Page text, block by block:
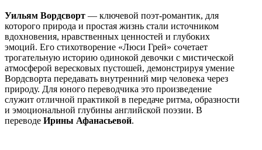
Уильям Вордсворт — ключевой поэт-романтик, для
которого природа и простая жизнь стали источником
вдохновения, нравственных ценностей и глубоких
эмоций. Его стихотворение «Люси Грей» сочетает
трогательную историю одинокой девочки с мистической
атмосферой вересковых пустошей, демонстрируя умение
Вордсворта передавать внутренний мир человека через
природу. Для юного переводчика это произведение
служит отличной практикой в передаче ритма, образности
и эмоциональной глубины английской поэзии. В
переводе Ирины Афанасьевой.